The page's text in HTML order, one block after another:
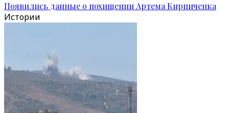
Появились данные о похищении Артема Кирпиченка
Истории